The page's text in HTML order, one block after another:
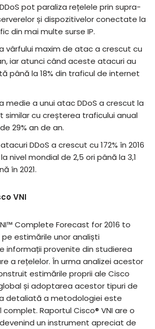
pot paraliza rețelele prin supra-
și dispozitivelor conectate la
din mai multe surse IP.
vârfului maxim de atac a crescut cu
iar atunci când aceste atacuri au
până la 18% din traficul de internet
medie a unui atac DDoS a crescut la
similar cu creșterea traficului anual
29% an de an.
DDoS a crescut cu 172% în 2016
nivel mondial de 2,5 ori până la 3,1
în 2021.
VNI
Complete Forecast for 2016 to
pe estimările unor analiști
informații provenite din studierea
a rețelelor. În urma analizei acestor
estimările proprii ale Cisco
și adoptarea acestor tipuri de
detaliată a metodologiei este
Raportul Cisco® VNI are o
un instrument apreciat de